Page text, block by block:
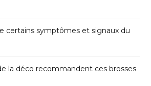
certains symptômes et signaux du
la déco recommandent ces brosses